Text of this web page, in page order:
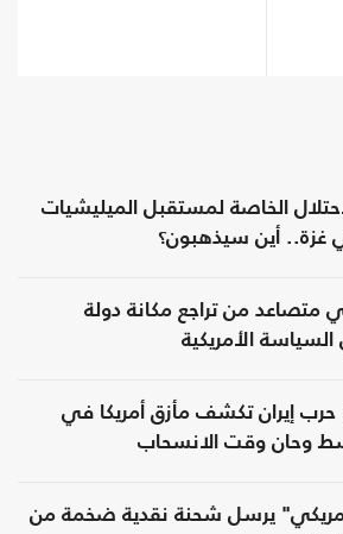
الخاصة لمستقبل الميليشيات
غزة.. أين سيذهبون؟
متصاعد من تراجع مكانة دولة
السياسة الأمريكية
حرب إيران تكشف مأزق أمريكا في
وحان وقت الانسحاب
يرسل شحنة نقدية ضخمة من